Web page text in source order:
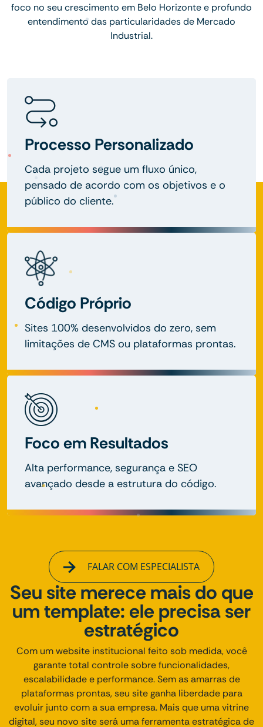
foco no seu crescimento em Belo Horizonte e profundo
entendimento das particularidades de Mercado
Industrial.
Processo Personalizado
Cada projeto segue um fluxo único,
pensado de acordo com os objetivos e o
público do cliente.
Código Próprio
Sites 100% desenvolvidos do zero, sem
limitações de CMS ou plataformas prontas.
Foco em Resultados
Alta performance, segurança e SEO
avançado desde a estrutura do código.
FALAR COM ESPECIALISTA
Seu site merece mais do que
um template: ele precisa ser
estratégico
Com um website institucional feito sob medida, você
garante total controle sobre funcionalidades,
escalabilidade e performance. Sem as amarras de
plataformas prontas, seu site ganha liberdade para
evoluir junto com a sua empresa. Mais que uma vitrine
digital, seu novo site será uma ferramenta estratégica de